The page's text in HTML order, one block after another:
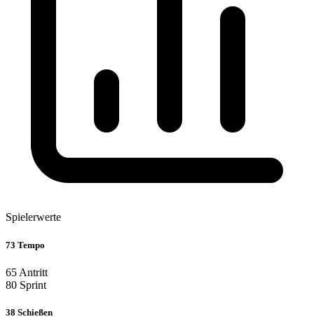
Spielerwerte
73 Tempo
65 Antritt
80 Sprint
38 Schießen